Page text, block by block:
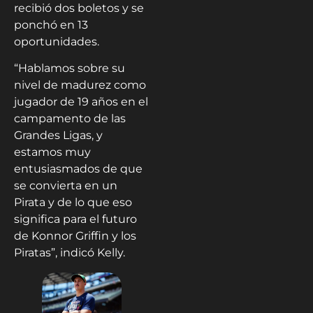
recibió dos boletos y se
ponchó en 13
oportunidades.
“Hablamos sobre su
nivel de madurez como
jugador de 19 años en el
campamento de las
Grandes Ligas, y
estamos muy
entusiasmados de que
se convierta en un
Pirata y de lo que eso
significa para el futuro
de Konnor Griffin y los
Piratas”, indicó Kelly.